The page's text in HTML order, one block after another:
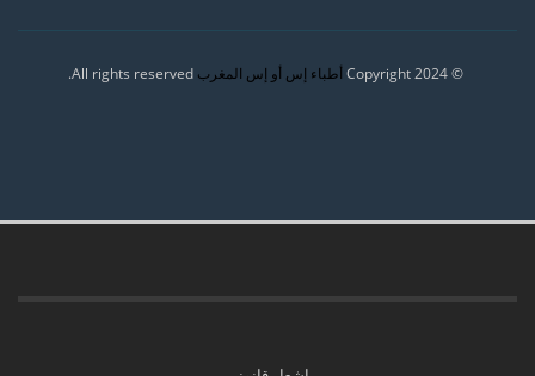
© Copyright 2024 أطباء إس أو إس المغرب